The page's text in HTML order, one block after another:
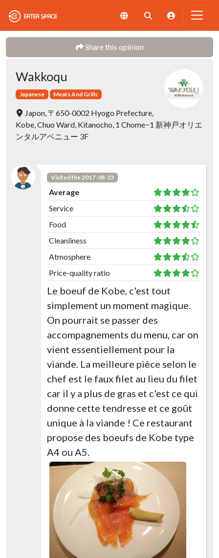
Share this opinion
Wakkoqu
Japanese Meats And Grills
Japon, 〒650-0002 Hyogo Prefecture,
Kobe, Chuo Ward, Kitanocho, 1 Chome−1 新神戸オリエ
ンタルアベニュー 3F
Visited the 2017-08-23
Average
Service
Food
Cleanliness
Atmosphere
Price-quality ratio
Le boeuf de Kobe, c'est tout
simplement un moment magique.
On pourrait se passer des
accompagnements du menu, car on
vient essentiellement pour la
viande. La meilleure pièce selon le
chef est le faux filet au lieu du filet
car il y a plus de gras et c'est ce qui
donne cette tendresse et ce goût
unique à la viande ! Ce restaurant
propose des boeufs de Kobe type
A4 ou A5.